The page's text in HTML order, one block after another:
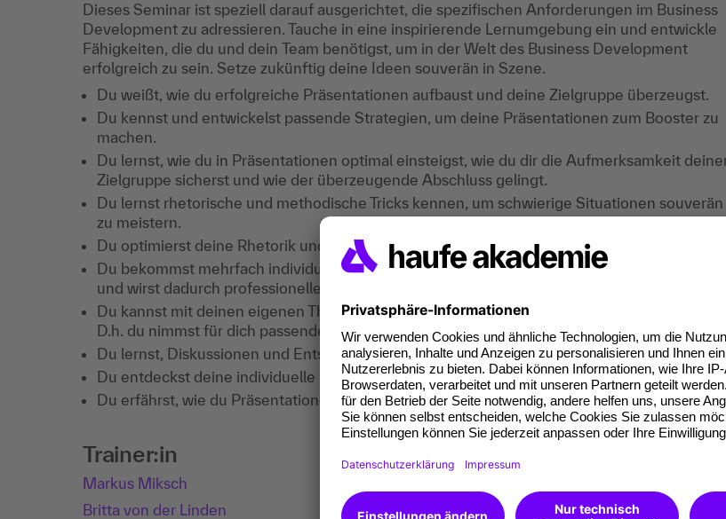
Dieses Seminar ist speziell darauf ausgerichtet, die spezifischen Anforderungen im Business
Development zu adressieren. Tauche in eine inspirierende Lernumgebung ein und entwickle
Fähigkeiten, die du und dein Team benötigst, um in der Welt des Business Development
erfolgreich zu sein. Setze zukünftig deine Ideen souverän in Szene.
Du weißt, wie du erfolgreiche Präsentationen aufbaust und deine Zielgruppe überzeugst.
Du kennst und entwickelst passende Strategien, um deine Präsentationen zum Booster zu
machen.
Du lernst, wie du in Präsentationen optimal einsteigst, wie du dir die Aufmerksamkeit
Zielgruppe sicherst und wie der überzeugende Abschluss gelingt.
Du lernst rhetorische und methodische Tricks kennen, um schwierige Situationen souverän
zu meistern.
Du optimierst deine Rhetorik und Körpersprache und weißt, wie du mit Nervosität umgehst.
Du bekommst mehrfach individuelles Feedback, z. B. zu Rhetorik, Strategie und Wirkung
und wirst dadurch professioneller und sicherer.
Du kannst mit deinen eigenen Themen üben und verschiedene Strategien ausprobieren.
D.h. du nimmst für dich passende Lösungen mit nach Hause.
Du lernst, Diskussionen und Entscheidungsprozesse zielführend zu steuern.
Du entdeckst deine individuelle Präsentationspersönlichkeit oder entwickelst sie weiter.
Du erfährst, wie du Präsentationen mit Hilfe von KI bzw. ChatGPT erstellst.
Trainer:in
Markus Miksch
Britta von der Linden